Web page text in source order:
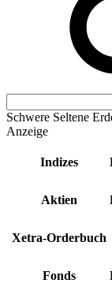
Schwere Seltene
Anzeige
Indizes
Aktien
Xetra-Orderbuch
Fonds